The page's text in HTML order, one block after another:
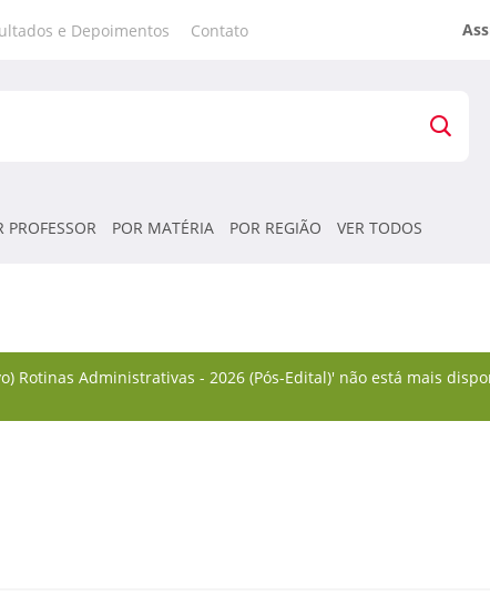
e Depoimentos Contato
PROFESSOR POR MATÉRIA POR REGIÃO VER TODOS
Rotinas Administrativas - 2026 (Pós-Edital)' não está mais